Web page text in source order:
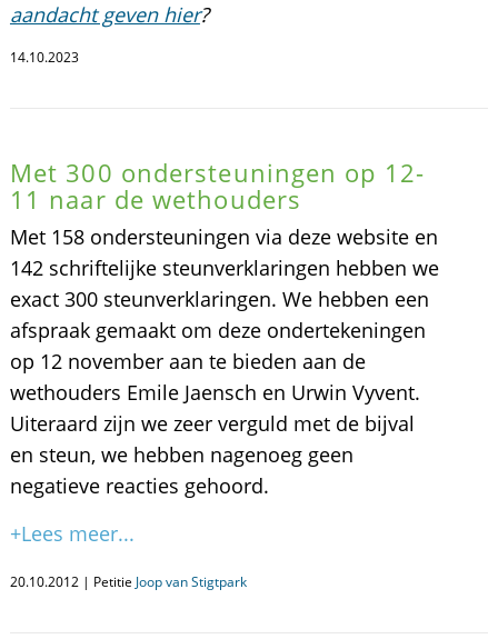
aandacht geven hier?
14.10.2023
Met 300 ondersteuningen op 12-
11 naar de wethouders
Met 158 ondersteuningen via deze website en
142 schriftelijke steunverklaringen hebben we
exact 300 steunverklaringen. We hebben een
afspraak gemaakt om deze ondertekeningen
op 12 november aan te bieden aan de
wethouders Emile Jaensch en Urwin Vyvent.
Uiteraard zijn we zeer verguld met de bijval
en steun, we hebben nagenoeg geen
negatieve reacties gehoord.
+Lees meer...
20.10.2012 | Petitie Joop van Stigtpark